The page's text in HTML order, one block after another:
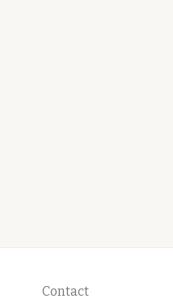
Contact